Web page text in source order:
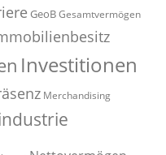
GeoBGesamtvermögen
Investitionen
Merchandising